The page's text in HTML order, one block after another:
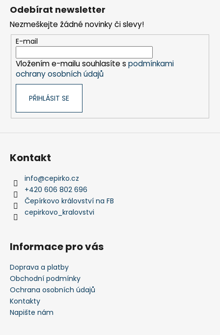
Odebírat newsletter
Nezmeškejte žádné novinky či slevy!
E-mail
Vložením e-mailu souhlasíte s podmínkami
ochrany osobních údajů
PŘIHLÁSIT SE
Kontakt
info@cepirko.cz
+420 606 802 696
Čepírkovo království na FB
cepirkovo_kralovstvi
Informace pro vás
Doprava a platby
Obchodní podmínky
Ochrana osobních údajů
Kontakty
Napište nám